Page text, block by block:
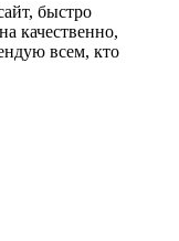
быстро
качественно,
всем, кто